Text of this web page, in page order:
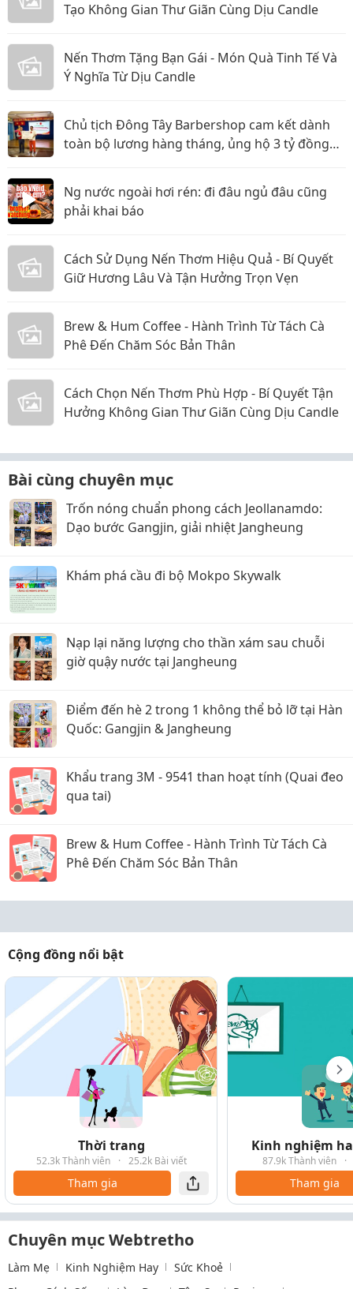
Tạo Không Gian Thư Giãn Cùng Dịu Candle
Nến Thơm Tặng Bạn Gái - Món Quà Tinh Tế Và
Ý Nghĩa Từ Dịu Candle
Chủ tịch Đông Tây Barbershop cam kết dành
toàn bộ lương hàng tháng, ủng hộ 3 tỷ đồng
Ng nước ngoài hơi rén: đi đâu ngủ đâu cũng
phải khai báo
Cách Sử Dụng Nến Thơm Hiệu Quả - Bí Quyết
Giữ Hương Lâu Và Tận Hưởng Trọn Vẹn
Brew & Hum Coffee - Hành Trình Từ Tách Cà
Phê Đến Chăm Sóc Bản Thân
Cách Chọn Nến Thơm Phù Hợp - Bí Quyết Tận
Hưởng Không Gian Thư Giãn Cùng Dịu Candle
Bài cùng chuyên mục
Trốn nóng chuẩn phong cách Jeollanamdo:
Dạo bước Gangjin, giải nhiệt Jangheung
Khám phá cầu đi bộ Mokpo Skywalk
Nạp lại năng lượng cho thần xám sau chuỗi
giờ quậy nước tại Jangheung
Điểm đến hè 2 trong 1 không thể bỏ lỡ tại Hàn
Quốc: Gangjin & Jangheung
Khẩu trang 3M - 9541 than hoạt tính (Quai đeo
qua tai)
Brew & Hum Coffee - Hành Trình Từ Tách Cà
Phê Đến Chăm Sóc Bản Thân
Cộng đồng nổi bật
Thời trang
52.3k Thành viên · 25.2k Bài viết
Tham gia
Kinh nghiệm
87.9k Thành viên ·
Tham gia
Chuyên mục Webtretho
Làm Mẹ Kinh Nghiệm Hay
Sức Khoẻ